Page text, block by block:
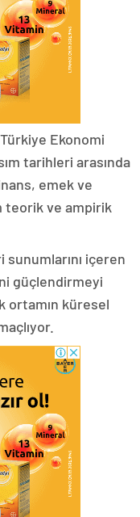
Türkiye Ekonomi
tarihleri arasında
emek ve
teorik ve ampirik
içeren
güçlendirmeyi
ortamın küresel